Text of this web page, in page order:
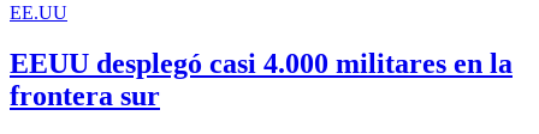
EE.UU
EEUU desplegó casi 4.000 militares en la
frontera sur